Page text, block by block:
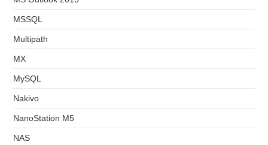
MSSQL
Multipath
MX
MySQL
Nakivo
NanoStation M5
NAS